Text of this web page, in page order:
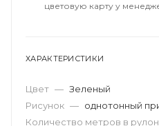
цветовую карту у
ХАРАКТЕРИСТИКИ
Цвет — Зеленый
Рисунок — однотонный
Количество метров в